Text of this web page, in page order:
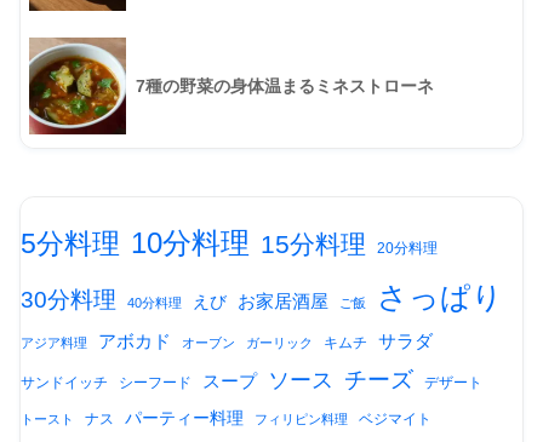
7種の野菜の身体温まるミネストローネ
5分料理 10分料理 15分料理 20分料理
30分料理 40分料理 えび お家居酒屋 ご飯 さっぱり
アジア料理 アボカド オーブン ガーリック キムチ サラダ
サンドイッチ シーフード スープ ソース チーズ デザート
トースト ナス パーティー料理 フィリピン料理 ベジマイト